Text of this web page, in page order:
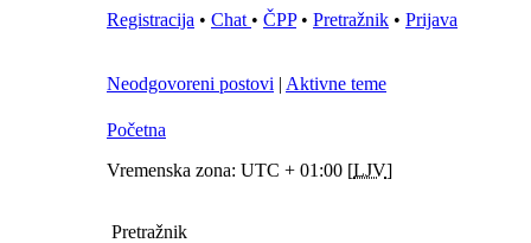
Registracija • Chat • ČPP• Pretražnik • Prijava
Neodgovoreni postovi | Aktivne teme
Početna
Vremenska zona: UTC + 01:00 [LJV]
Pretražnik